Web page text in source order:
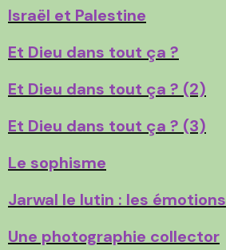
Israël et Palestine
Et Dieu dans tout ça ?
Et Dieu dans tout ça ? (2)
Et Dieu dans tout ça ? (3)
Le sophisme
Jarwal le lutin : les émotions
Une photographie collector